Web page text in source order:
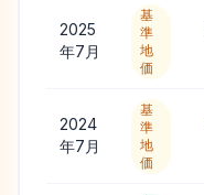
2025
年7月
基
準
地
価
2024
年7月
基
準
地
価